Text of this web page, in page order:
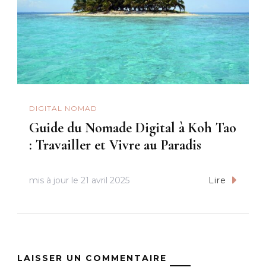
DIGITAL NOMAD
Guide du Nomade Digital à Koh Tao
: Travailler et Vivre au Paradis
mis à jour le 21 avril 2025 Lire
LAISSER UN COMMENTAIRE